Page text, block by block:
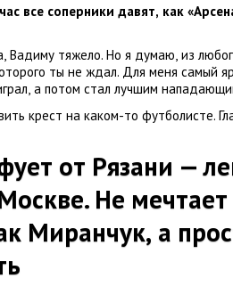
все соперники давят, как «
, Вадиму тяжело. Но я думаю, из
ты не ждал. Для меня самый
, а потом стал лучшим
крест на каком-то футболисте.
от Рязани —
Не мечтает
Миранчук, а